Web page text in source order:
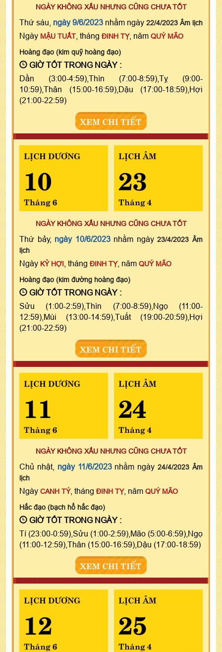
NGÀY KHÔNG XẤU NHƯNG CŨNG CHƯA TỐT
Thứ sáu, ngày 9/6/2023 nhằm ngày 22/4/2023 Âm lịch
Ngày MẬU TUẤT , tháng ĐINH TỴ, năm QUÝ MÃO
Hoàng đạo (kim quỹ hoàng đạo)
GIỜ TỐT TRONG NGÀY :
Dần (3:00-4:59),Thìn (7:00-8:59),Tỵ (9:00-
10:59),Thân (15:00-16:59),Dậu (17:00-18:59),Hợi
(21:00-22:59)
XEM CHI TIẾT
LỊCH DƯƠNG
10
Tháng 6
LỊCH ÂM
23
Tháng 4
NGÀY KHÔNG XẤU NHƯNG CŨNG CHƯA TỐT
Thứ bảy, ngày 10/6/2023nhằm ngày23/4/2023 Âm
lịch
Ngày KỶ HỢI , tháng ĐINH TỴ, năm QUÝ MÃO
Hoàng đạo (kim đường hoàng đạo)
GIỜ TỐT TRONG NGÀY :
Sửu (1:00-2:59),Thìn (7:00-8:59),Ngọ (11:00-
12:59),Mùi (13:00-14:59),Tuất (19:00-20:59),Hợi
(21:00-22:59)
XEM CHI TIẾT
LỊCH DƯƠNG
11
Tháng 6
LỊCH ÂM
24
Tháng 4
NGÀY KHÔNG XẤU NHƯNG CŨNG CHƯA TỐT
Chủ nhật, ngày 11/6/2023nhằm ngày24/4/2023 Âm
lịch
Ngày CANH TÝ, tháng ĐINH TỴ, năm QUÝ MÃO
Hắc đạo (bạch hổ hắc đạo)
GIỜ TỐT TRONG NGÀY :
Tí (23:00-0:59),Sửu (1:00-2:59),Mão (5:00-6:59),Ngọ
(11:00-12:59),Thân (15:00-16:59),Dậu (17:00-18:59)
XEM CHI TIẾT
LỊCH DƯƠNG
12
Tháng 6
LỊCH ÂM
25
Tháng 4